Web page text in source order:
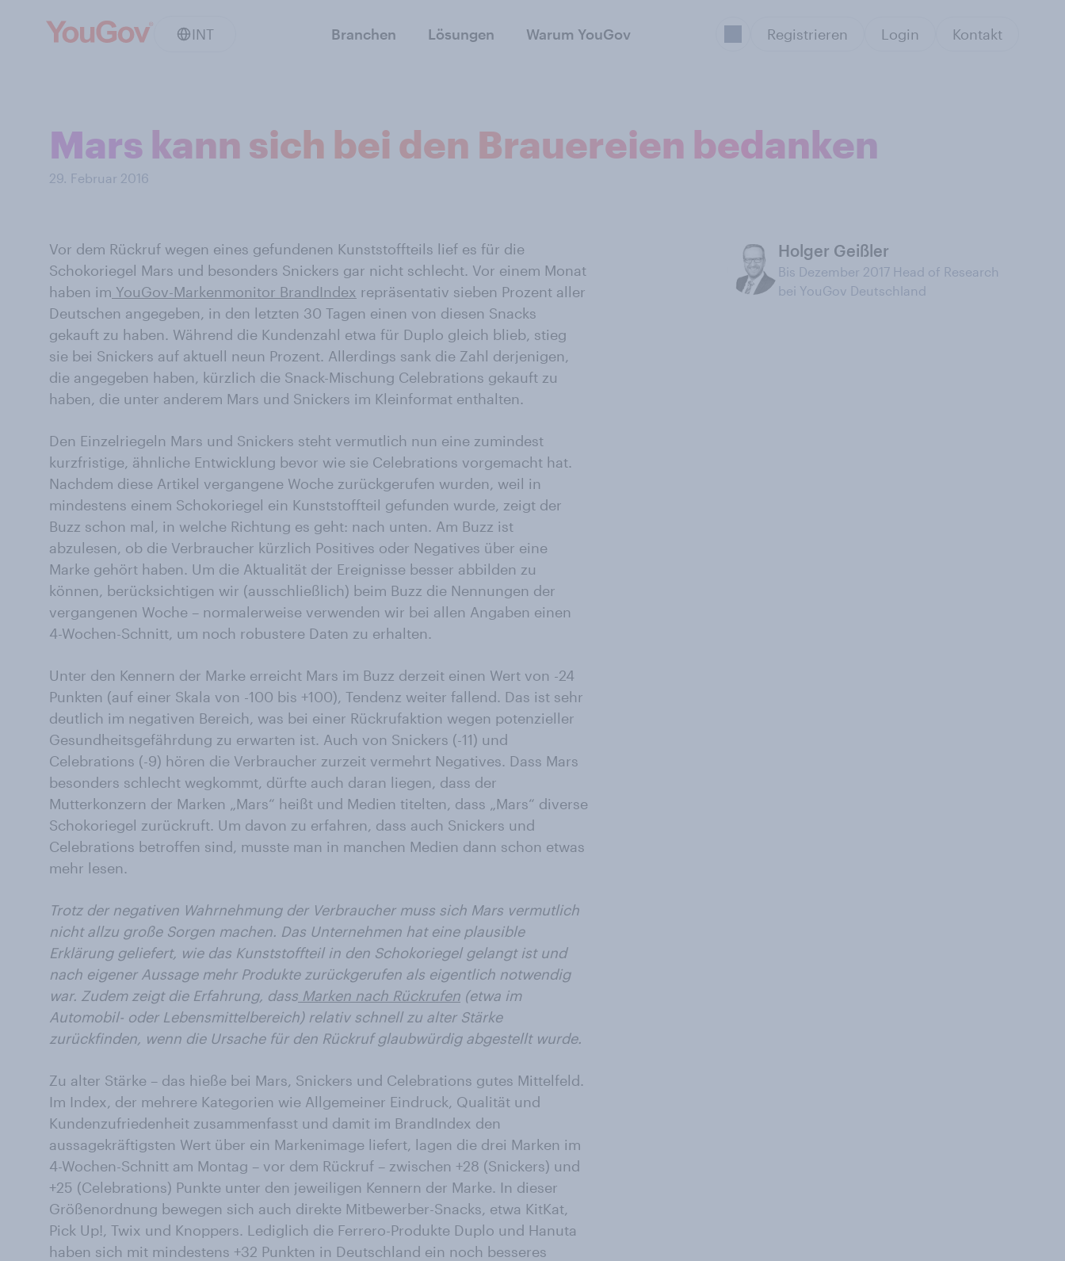
INT Branchen Lösungen Warum YouGov Registrieren Login Kontakt
Mars kann sich bei den Brauereien bedanken
29. Februar 2016
Vor dem Rückruf wegen eines gefundenen Kunststoffteils lief es für die
Schokoriegel Mars und besonders Snickers gar nicht schlecht. Vor einem Monat
haben im YouGov-Markenmonitor BrandIndex repräsentativ sieben Prozent aller
Deutschen angegeben, in den letzten 30 Tagen einen von diesen Snacks
gekauft zu haben. Während die Kundenzahl etwa für Duplo gleich blieb, stieg
sie bei Snickers auf aktuell neun Prozent. Allerdings sank die Zahl derjenigen,
die angegeben haben, kürzlich die Snack-Mischung Celebrations gekauft zu
haben, die unter anderem Mars und Snickers im Kleinformat enthalten.
Den Einzelriegeln Mars und Snickers steht vermutlich nun eine zumindest
kurzfristige, ähnliche Entwicklung bevor wie sie Celebrations vorgemacht hat.
Nachdem diese Artikel vergangene Woche zurückgerufen wurden, weil in
mindestens einem Schokoriegel ein Kunststoffteil gefunden wurde, zeigt der
Buzz schon mal, in welche Richtung es geht: nach unten. Am Buzz ist
abzulesen, ob die Verbraucher kürzlich Positives oder Negatives über eine
Marke gehört haben. Um die Aktualität der Ereignisse besser abbilden zu
können, berücksichtigen wir (ausschließlich) beim Buzz die Nennungen der
vergangenen Woche – normalerweise verwenden wir bei allen Angaben einen
4-Wochen-Schnitt, um noch robustere Daten zu erhalten.
Unter den Kennern der Marke erreicht Mars im Buzz derzeit einen Wert von -24
Punkten (auf einer Skala von -100 bis +100), Tendenz weiter fallend. Das ist sehr
deutlich im negativen Bereich, was bei einer Rückrufaktion wegen potenzieller
Gesundheitsgefährdung zu erwarten ist. Auch von Snickers (-11) und
Celebrations (-9) hören die Verbraucher zurzeit vermehrt Negatives. Dass Mars
besonders schlecht wegkommt, dürfte auch daran liegen, dass der
Mutterkonzern der Marken „Mars“ heißt und Medien titelten, dass „Mars“ diverse
Schokoriegel zurückruft. Um davon zu erfahren, dass auch Snickers und
Celebrations betroffen sind, musste man in manchen Medien dann schon etwas
mehr lesen.
Trotz der negativen Wahrnehmung der Verbraucher muss sich Mars vermutlich
nicht allzu große Sorgen machen. Das Unternehmen hat eine plausible
Erklärung geliefert, wie das Kunststoffteil in den Schokoriegel gelangt ist und
nach eigener Aussage mehr Produkte zurückgerufen als eigentlich notwendig
war. Zudem zeigt die Erfahrung, dass Marken nach Rückrufen (etwa im
Automobil- oder Lebensmittelbereich) relativ schnell zu alter Stärke
zurückfinden, wenn die Ursache für den Rückruf glaubwürdig abgestellt wurde.
Zu alter Stärke – das hieße bei Mars, Snickers und Celebrations gutes Mittelfeld.
Im Index, der mehrere Kategorien wie Allgemeiner Eindruck, Qualität und
Kundenzufriedenheit zusammenfasst und damit im BrandIndex den
aussagekräftigsten Wert über ein Markenimage liefert, lagen die drei Marken im
4-Wochen-Schnitt am Montag – vor dem Rückruf – zwischen +28 (Snickers) und
+25 (Celebrations) Punkte unter den jeweiligen Kennern der Marke. In dieser
Größenordnung bewegen sich auch direkte Mitbewerber-Snacks, etwa KitKat,
Pick Up!, Twix und Knoppers. Lediglich die Ferrero-Produkte Duplo und Hanuta
haben sich mit mindestens +32 Punkten in Deutschland ein noch besseres
Holger Geißler
Bis Dezember 2017 Head of Research
bei YouGov Deutschland